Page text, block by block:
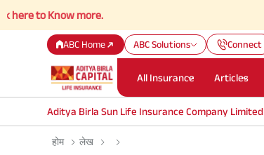
Know more.
ABC Home ABC Solutions Connect
All Insurance Articles
Aditya Birla Sun Life Insurance Company Limited
होम लेख